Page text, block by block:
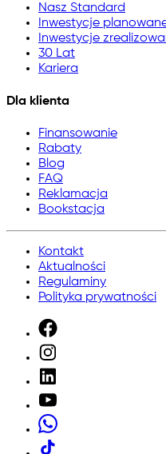
Nasz Standard
Inwestycje
Inwestycje
30 Lat
Kariera
Dla klienta
Finansowanie
Rabaty
Blog
FAQ
Reklamacja
Bookstacja
Kontakt
Aktualności
Regulaminy
Polityka prywatności